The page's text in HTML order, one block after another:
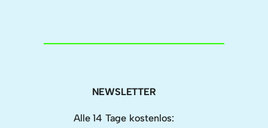
NEWSLETTER
Alle 14 Tage kostenlos: